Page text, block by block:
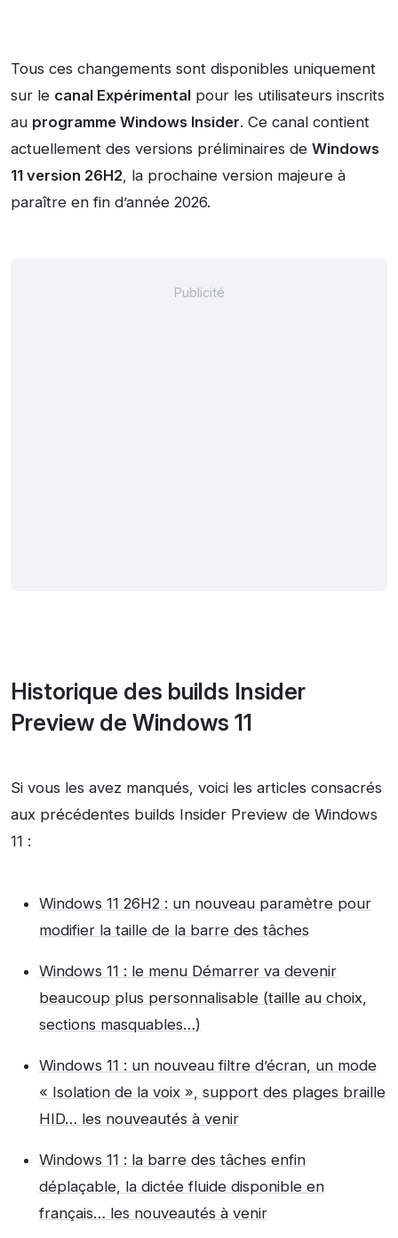
Tous ces changements sont disponibles uniquement
sur le canal Expérimental pour les utilisateurs inscrits
au programme Windows Insider. Ce canal contient
actuellement des versions préliminaires de Windows
11 version 26H2, la prochaine version majeure à
paraître en fin d’année 2026.
Historique des builds Insider
Preview de Windows 11
Si vous les avez manqués, voici les articles consacrés
aux précédentes builds Insider Preview de Windows
11 :
Windows 11 26H2 : un nouveau paramètre pour
modifier la taille de la barre des tâches
Windows 11 : le menu Démarrer va devenir
beaucoup plus personnalisable (taille au choix,
sections masquables…)
Windows 11 : un nouveau filtre d’écran, un mode
« Isolation de la voix », support des plages braille
HID… les nouveautés à venir
Windows 11 : la barre des tâches enfin
déplaçable, la dictée fluide disponible en
français… les nouveautés à venir